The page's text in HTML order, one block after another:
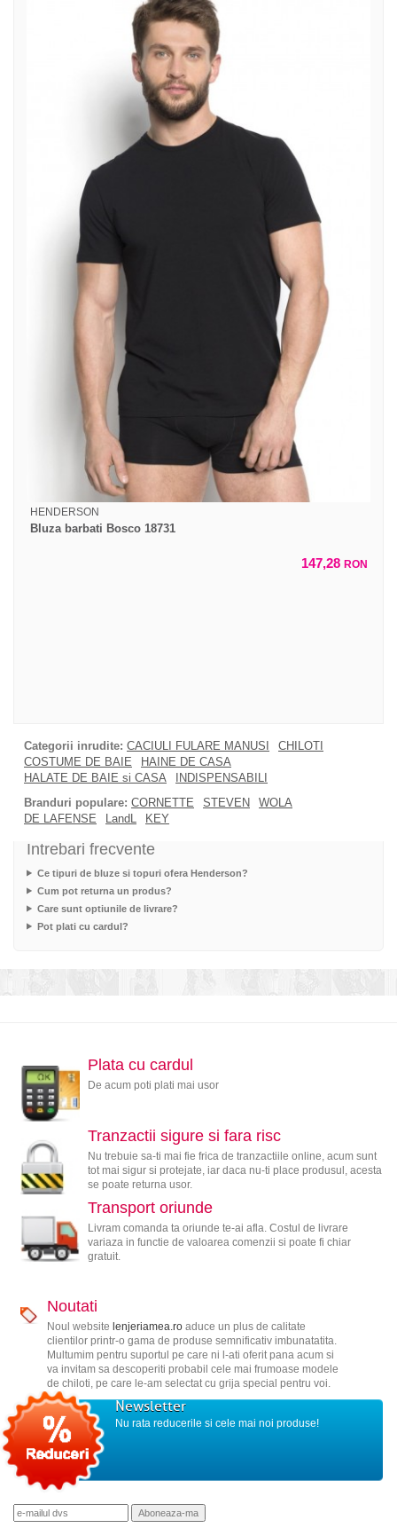
HENDERSON
Bluza barbati Bosco 18731
147,28 RON
Categorii inrudite: CACIULI FULARE MANUSI
CHILOTI
COSTUME DE BAIE
HAINE DE CASA
HALATE DE BAIE si CASA
INDISPENSABILI
Branduri populare: CORNETTE STEVEN
WOLA
DE LAFENSE
LandL KEY
Intrebari frecvente
Ce tipuri de bluze si topuri ofera Henderson?
Cum pot returna un produs?
Care sunt optiunile de livrare?
Pot plati cu cardul?
Plata cu cardul
De acum poti plati mai usor
Tranzactii sigure si fara risc
Nu trebuie sa-ti mai fie frica de tranzactiile online, acum sunt
tot mai sigur si protejate, iar daca nu-ti place produsul, acesta
se poate returna usor.
Transport oriunde
Livram comanda ta oriunde te-ai afla. Costul de livrare
variaza in functie de valoarea comenzii si poate fi chiar
gratuit.
Noutati
Noul website lenjeriamea.roaduce un plus de calitate
clientilor printr-o gama de produse semnificativ imbunatatita.
Multumim pentru suportul pe care ni l-ati oferit pana acum si
va invitam sa descoperiti probabil cele mai frumoase modele
de chiloti, pe care le-am selectat cu grija special pentru voi.
Newsletter
Nu rata reducerile si cele mai noi produse!